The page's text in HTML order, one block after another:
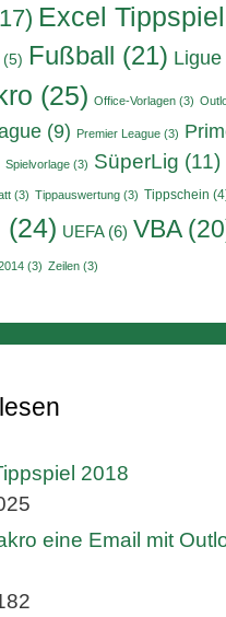
Excel Tippspiel
(5) Fußball (21) Ligue
(25) Office-Vorlagen (3)
(9) Premier League (3)
Spielvorlage (3) SüperLig (11)
(3) Tippauswertung (3) Tippschein
(24) UEFA(6) VBA
(3) Zeilen (3)
2018
eine Email mit